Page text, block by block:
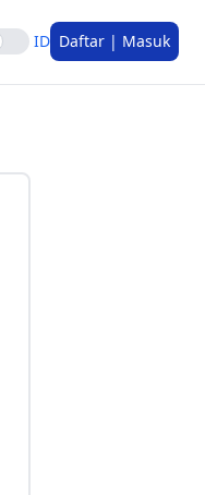
ID Daftar | Masuk